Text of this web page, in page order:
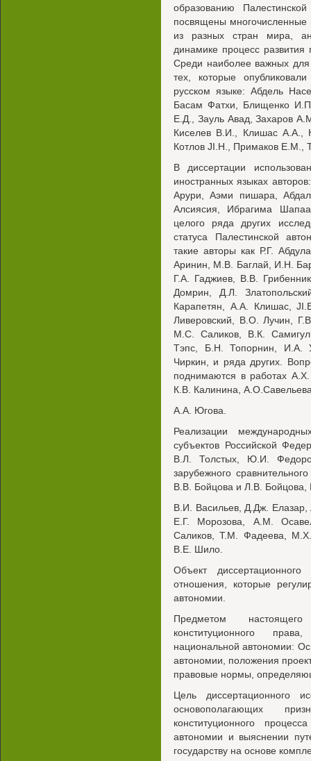
образованию
посвящены многочисленные
из разных стран мира,
динамике процесс
Среди наиболее важных
тех, которые
русском языке: Абдель
Басам Фатхи, Блищенко
Е.Д., Зауль Авад, Захаров
Киселев В.И., Клишас A.A.,
Котлов JI.H., Примаков
В диссертации
иностранных языках
Арури, Аэми пишара,
Алсиясия, Ибрагима
целого ряда других
статуса Палестинской
такие авторы как Р.Г.
Аринин, М.В. Баглай, И.Н.
Г.А. Гаджиев, В.В.
Домрин, Д.Л.
Карапетян, A.A. Клишас,
Ливеровский, В.О. Лучин,
М.С. Саликов, В.К.
Тэпс, Б.Н. Топорнин, И.А.
Чиркин, и ряда других.
поднимаются в работах
К.В. Калинина,
A.A. Югова.
Реализации
субъектов Российской
В.Л. Толстых, Ю.И.
зарубежного
В.В. Бойцова и Л.В. Бойцова,
B.И. Васильев, Д.Дж.
Е.Г. Морозова, A.M.
Саликов, Т.М. Фадеева,
В.Е. Шило.
Объект
отношения, которые
автономии.
Предметом
конституционного
национальной автономии:
автономии, положения
правовые нормы,
Цель диссертационного
основополагающих
конституционного
автономии и выяснении
государству на основе